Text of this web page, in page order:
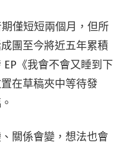
僅短短兩個月，但所
團至今將近五年累積
《我會不會又睡到下
在草稿夾中等待發
關係會變，想法也會